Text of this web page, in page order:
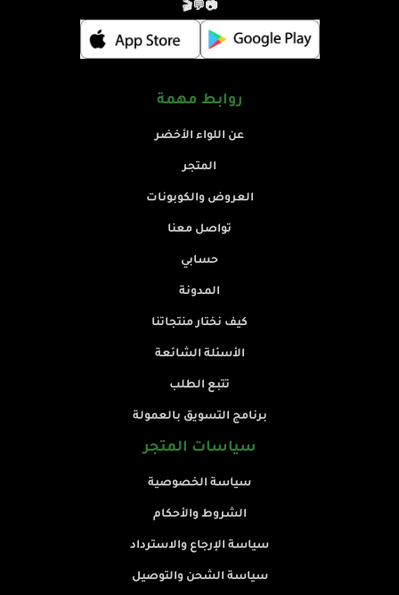
📷
💬
🎬
روابط مهمة
عن اللواء الأخضر
المتجر
العروض والكوبونات
تواصل معنا
حسابي
المدونة
كيف نختار منتجاتنا
الأسئلة الشائعة
تتبع الطلب
برنامج التسويق بالعمولة
سياسات المتجر
سياسة الخصوصية
الشروط والأحكام
سياسة الإرجاع والاسترداد
سياسة الشحن والتوصيل